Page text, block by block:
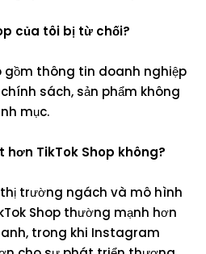
của tôi bị từ chối?
gồm thông tin doanh nghiệp
sách, sản phẩm không
mục.
TikTok Shop không?
trường ngách và mô hình
Shop thường mạnh hơn
trong khi Instagram